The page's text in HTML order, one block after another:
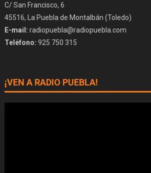
C/ San Francisco, 6
45516, La Puebla de Montalbán (Toledo)
E-mail: radiopuebla@radiopuebla.com
Teléfono: 925 750 315
¡VEN A RADIO PUEBLA!